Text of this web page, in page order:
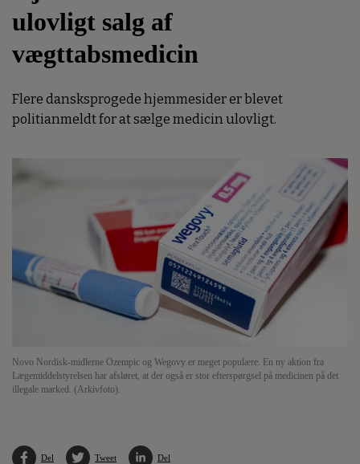
ulovligt salg af
vægttabsmedicin
Flere dansksprogede hjemmesider er blevet
politianmeldt for at sælge medicin ulovligt.
Novo Nordisk-midlerne Ozempic og Wegovy er meget populære. En ny aktion fra
Lægemiddelstyrelsen har afsløret, at der også er stor efterspørgsel på medicinen på det
illegale marked. (Arkivfoto).
Del Tweet Del